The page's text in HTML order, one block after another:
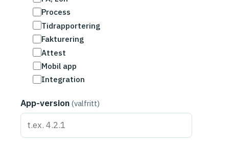
Process
Tidrapportering
Fakturering
Attest
Mobil app
Integration
App-version (valfritt)